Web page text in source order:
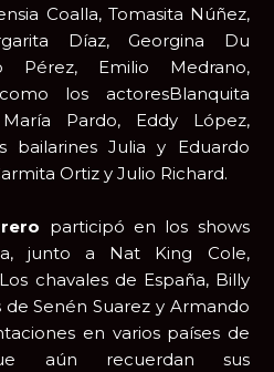
Coalla, Tomasita Núñez,
Díaz, Georgina Du
Pérez, Emilio Medrano,
los actoresBlanquita
Pardo, Eddy López,
bailarines Julia y Eduardo
Ortiz y Julio Richard.
participó en los shows
junto a Nat King Cole,
chavales de España, Billy
de Senén Suarez y Armando
en varios países de
aún recuerdan sus